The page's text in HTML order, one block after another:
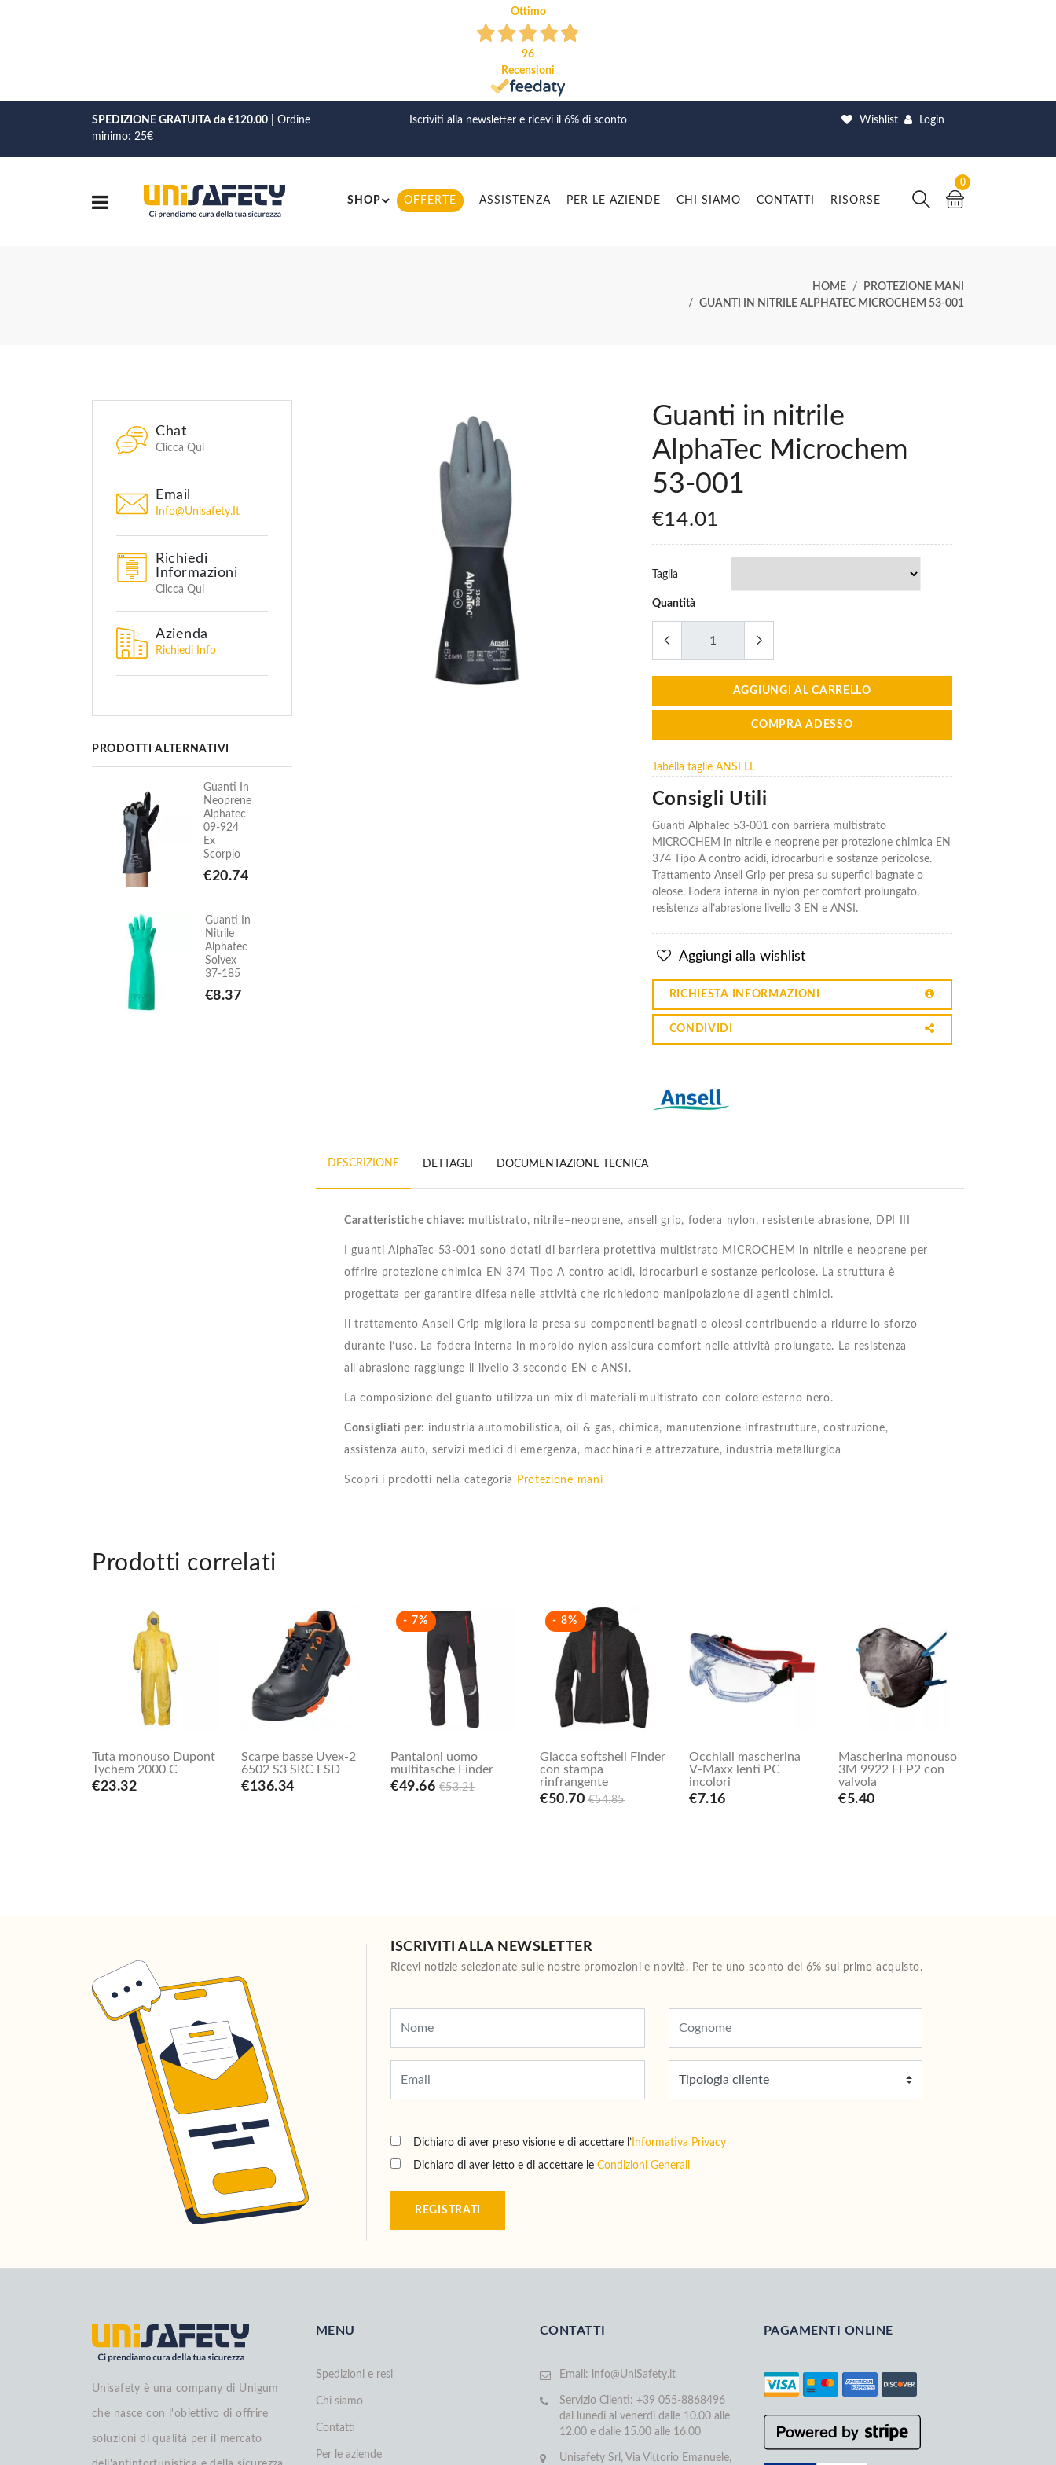
Ottimo
96
Recensioni
SPEDIZIONE GRATUITA da €120.00 | Ordine
minimo: 25€
Iscriviti alla newsletter e ricevi il 6% di sconto Wishlist Login
SHOP OFFERTE ASSISTENZA PER LE AZIENDE CHI SIAMO CONTATTI RISORSE
0
HOME
PROTEZIONE MANI
GUANTI IN NITRILE ALPHATEC MICROCHEM 53-001
Chat
Clicca Qui
Email
Info@unisafety.it
Richiedi
Informazioni
Clicca Qui
Azienda
Richiedi Info
PRODOTTI ALTERNATIVI
Guanti In
Neoprene
Alphatec
09-924
Ex
Scorpio
€20.74
Guanti In
Nitrile
Alphatec
Solvex
37-185
€8.37
Guanti in nitrile
AlphaTec Microchem
53-001
€14.01
Taglia
Quantità
AGGIUNGI AL CARRELLO
COMPRA ADESSO
Tabella taglie ANSELL
Consigli Utili
Guanti AlphaTec 53-001 con barriera multistrato
MICROCHEM in nitrile e neoprene per protezione chimica EN
374 Tipo A contro acidi, idrocarburi e sostanze pericolose.
Trattamento Ansell Grip per presa su superfici bagnate o
oleose. Fodera interna in nylon per comfort prolungato,
resistenza all’abrasione livello 3 EN e ANSI.
Aggiungi alla wishlist
RICHIESTA INFORMAZIONI
CONDIVIDI
DESCRIZIONE DETTAGLI DOCUMENTAZIONE TECNICA
Caratteristiche chiave: multistrato, nitrile–neoprene, ansell grip, fodera nylon, resistente abrasione, DPI III
I guanti AlphaTec 53-001 sono dotati di barriera protettiva multistrato MICROCHEM in nitrile e neoprene per
offrire protezione chimica EN 374 Tipo A contro acidi, idrocarburi e sostanze pericolose. La struttura è
progettata per garantire difesa nelle attività che richiedono manipolazione di agenti chimici.
Il trattamento Ansell Grip migliora la presa su componenti bagnati o oleosi contribuendo a ridurre lo sforzo
durante l’uso. La fodera interna in morbido nylon assicura comfort nelle attività prolungate. La resistenza
all’abrasione raggiunge il livello 3 secondo EN e ANSI.
La composizione del guanto utilizza un mix di materiali multistrato con colore esterno nero.
Consigliati per: industria automobilistica, oil & gas, chimica, manutenzione infrastrutture, costruzione,
assistenza auto, servizi medici di emergenza, macchinari e attrezzature, industria metallurgica
Scopri i prodotti nella categoria Protezione mani
Prodotti correlati
Tuta monouso Dupont
Tychem 2000 C
€23.32
Scarpe basse Uvex-2
6502 S3 SRC ESD
€136.34
- 7%
Pantaloni uomo
multitasche Finder
€49.66 €53.21
- 8%
Giacca softshell Finder
con stampa
rinfrangente
€50.70 €54.85
Occhiali mascherina
V-Maxx lenti PC
incolori
€7.16
Mascherina monouso
3M 9922 FFP2 con
valvola
€5.40
ISCRIVITI ALLA NEWSLETTER
Ricevi notizie selezionate sulle nostre promozioni e novità. Per te uno sconto del 6% sul primo acquisto.
Dichiaro di aver preso visione e di accettare l’ Informativa Privacy
Dichiaro di aver letto e di accettare le Condizioni Generali
REGISTRATI
Unisafety è una company di Unigum
che nasce con l'obiettivo di offrire
soluzioni di qualità per il mercato
MENU
Spedizioni e resi
Chi siamo
Contatti
Per le aziende
CONTATTI
Email: info@UniSafety.it
Servizio Clienti: +39 055-8868496
dal lunedi al venerdi dalle 10.00 alle
12.00 e dalle 15.00 alle 16.00
Unisafety Srl, Via Vittorio Emanuele,
PAGAMENTI ONLINE